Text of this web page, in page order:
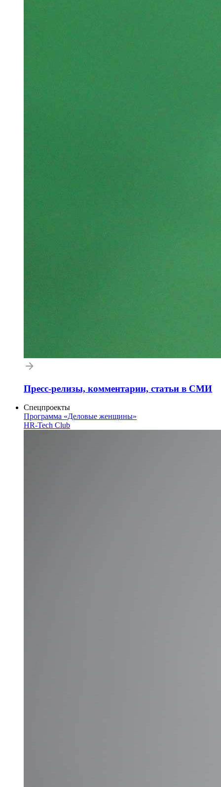
Пресс-релизы, комментарии, статьи в СМИ
Спецпроекты
Программа «Деловые женщины»
HR-Tech Club